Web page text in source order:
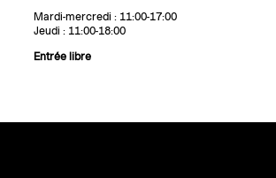
Mardi-mercredi : 11:00-17:00
Jeudi : 11:00-18:00
Entrée libre